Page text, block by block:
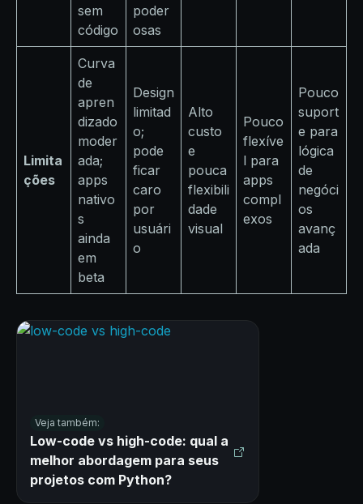
sem
código
poder
osas
Limita
ções
Curva
de
apren
dizado
moder
ada;
apps
nativo
s
ainda
em
beta
Design
limitad
o;
pode
ficar
caro
por
usuári
o
Alto
custo
e
pouca
flexibili
dade
visual
Pouco
flexíve
l para
apps
compl
exos
Pouco
suport
e para
lógica
de
negóci
os
avanç
ada
Veja também:
Low-code vs high-code: qual a
melhor abordagem para seus
projetos com Python?